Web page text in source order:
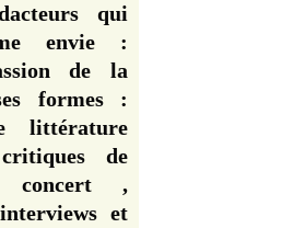
qui
envie :
de la
formes :
littérature
de
concert ,
et